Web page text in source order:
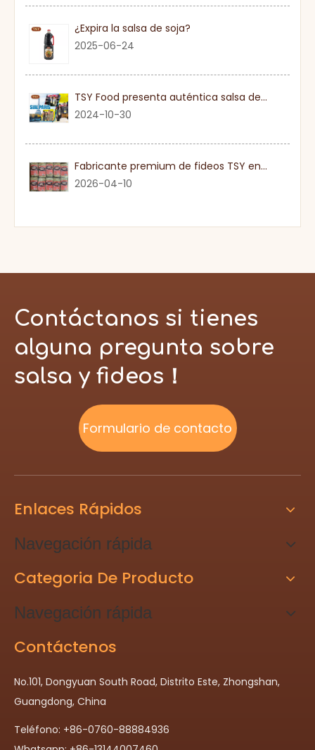
¿Expira la salsa de soja?
2025-06-24
TSY Food presenta auténtica salsa de soja en SIAL PARIS 2024
2024-10-30
Fabricante premium de fideos TSY en Guangdong
2026-04-10
Contáctanos si tienes
alguna pregunta sobre
salsa y fideos！
Formulario de contacto
Enlaces Rápidos
Navegación rápida
Categoria De Producto
Navegación rápida
Contáctenos
No.101, Dongyuan South Road, Distrito Este, Zhongshan,
Guangdong, China
Teléfono: +86-0760-88884936